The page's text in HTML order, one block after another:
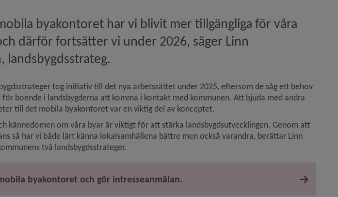
i Håkmark lockar många besökare)
byns företag och föreningar)
i landsbygder)
landsbygdsstöd)
framtidstro och får)
byakontoret har vi blivit mer tillgängliga för våra
därför fortsätter vi under 2026, säger Linn
landsbygdsstrateg.
tog initiativ till det nya arbetssättet under 2025, eftersom de såg ett behov
boende i landsbygderna att komma i kontakt med kommunen. Att bjuda med andra
till det mobila byakontoret var en viktig del av konceptet.
kännedomen om våra byar är viktigt för att stärka landsbygdsutvecklingen. Genom att
så har vi både lärt känna lokalsamhällena bättre men också varandra, berättar Linn
två landsbygdsstrateger.
byakontoret och gör intresseanmälan.